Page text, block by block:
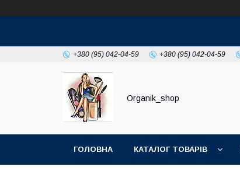
+380 (95) 042-04-59 +380 (95) 042-04-59
Organik_shop
ГОЛОВНА КАТАЛОГ ТОВАРІВ